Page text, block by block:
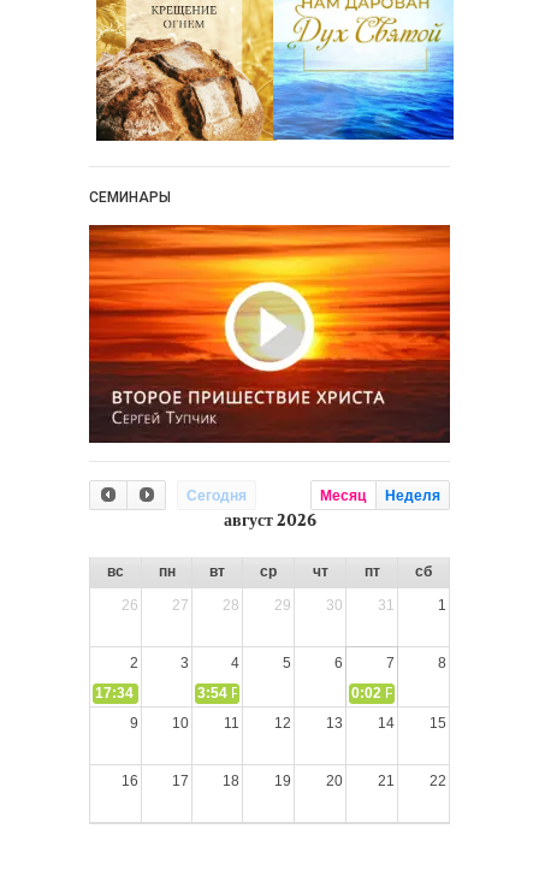
СЕМИНАРЫ
Сегодня Месяц Неделя
август 2026
вс пн вт ср чт пт
сб
26
27 28 29 30 31 1
2 3 4 5 6 7
8
17:34
СЛОВО из СЛОВА – «Ищите Господа, призывайте Его»
3:54 РАЗМЫШЛЕНИЕ: Дух Святой не угашайте!
0:02 РАЗМЫШЛЕНИЯ: Дух
9
10 11 12 13 14 15
16 17 18 19 20 21 22